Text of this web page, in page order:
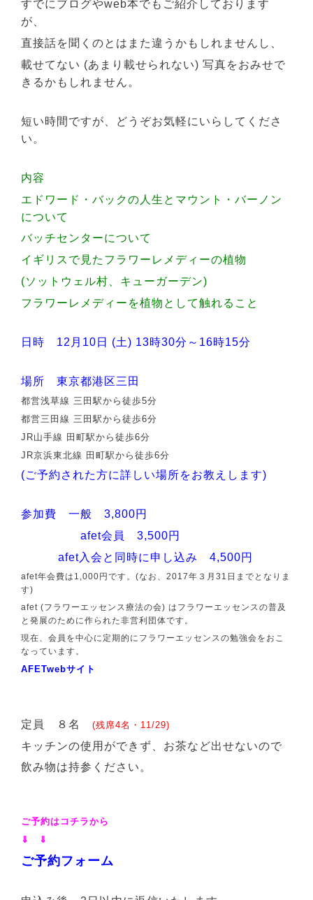
すでにブログやweb本でもご紹介しております
が、
直接話を聞くのとはまた違うかもしれませんし、
載せてない (あまり載せられない) 写真をおみせで
きるかもしれません。
短い時間ですが、どうぞお気軽にいらしてくださ
い。
内容
エドワード・バックの人生とマウント・バーノン
について
バッチセンターについて
イギリスで見たフラワーレメディーの植物
(ソットウェル村、キューガーデン)
フラワーレメディーを植物として触れること
日時 12月10日 (土) 13時30分～16時15分
場所 東京都港区三田
都営浅草線 三田駅から徒歩5分
都営三田線 三田駅から徒歩6分
JR山手線 田町駅から徒歩6分
JR京浜東北線 田町駅から徒歩6分
(ご予約された方に詳しい場所をお教えします)
参加費 一般 3,800円
afet会員 3,500円
afet入会と同時に申し込み 4,500円
afet年会費は1,000円です。(なお、2017年３月31日までとなりま
す)
afet (フラワーエッセンス療法の会) はフラワーエッセンスの普及
と発展のために作られた非営利団体です。
現在、会員を中心に定期的にフラワーエッセンスの勉強会をおこ
なっています。
AFETwebサイト
定員 ８名(残席4名・11/29)
キッチンの使用ができず、お茶など出せないので
飲み物は持参ください。
ご予約はコチラから
⇓ ⇓
ご予約フォーム